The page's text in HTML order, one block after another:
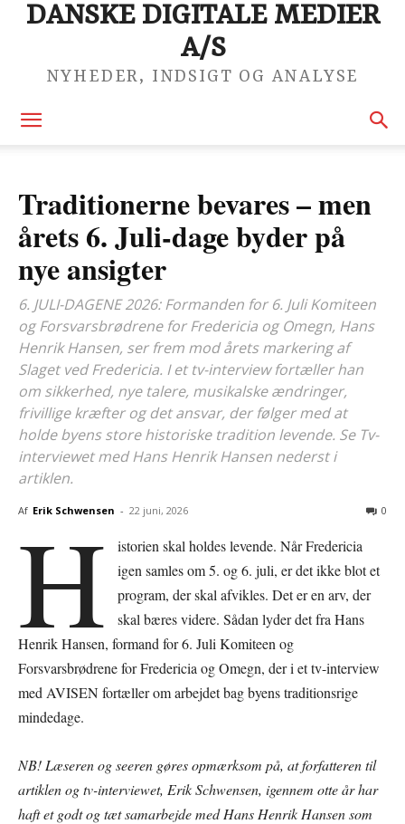
DANSKE DIGITALE MEDIER
A/S
NYHEDER, INDSIGT OG ANALYSE
Traditionerne bevares – men
årets 6. Juli-dage byder på
nye ansigter
6. JULI-DAGENE 2026: Formanden for 6. Juli Komiteen
og Forsvarsbrødrene for Fredericia og Omegn, Hans
Henrik Hansen, ser frem mod årets markering af
Slaget ved Fredericia. I et tv-interview fortæller han
om sikkerhed, nye talere, musikalske ændringer,
frivillige kræfter og det ansvar, der følger med at
holde byens store historiske tradition levende. Se Tv-
interviewet med Hans Henrik Hansen nederst i
artiklen.
Af Erik Schwensen - 22 juni, 2026 0
H
istorien skal holdes levende. Når Fredericia
igen samles om 5. og 6. juli, er det ikke blot et
program, der skal afvikles. Det er en arv, der
skal bæres videre. Sådan lyder det fra Hans
Henrik Hansen, formand for 6. Juli Komiteen og
Forsvarsbrødrene for Fredericia og Omegn, der i et tv-interview
med AVISEN fortæller om arbejdet bag byens traditionsrige
mindedage.
NB! Læseren og seeren gøres opmærksom på, at forfatteren til
artiklen og tv-interviewet, Erik Schwensen, igennem otte år har
haft et godt og tæt samarbejde med Hans Henrik Hansen som